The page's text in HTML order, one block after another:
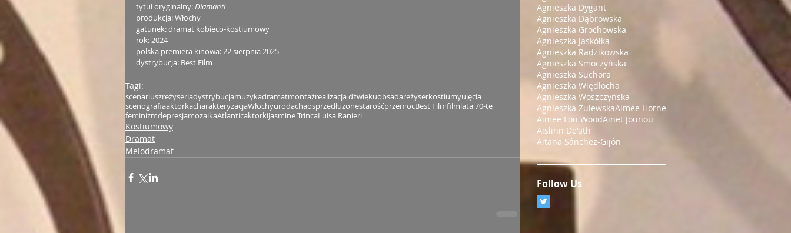
tytuł oryginalny: Diamanti
produkcja: Włochy
gatunek: dramat kobieco-kostiumowy
rok: 2024
polska premiera kinowa: 22 sierpnia 2025
dystrybucja: Best Film
Tagi:
scenariuszreżyseriadystrybucjamuzykadramatmontażrealizacja dźwiękuobsadareżyserkostiumyujęcia
scenografiaaktorkacharakteryzacjaWłochyurodachaosprzedłużonestarośćprzemocBest Filmfilmlata 70-te
feminizmdepresjamozaikaAtlanticaktorkiJasmine TrincaLuisa Ranieri
Kostiumowy
Dramat
Melodramat
Agnieszka Dygant
Agnieszka Dąbrowska
Agnieszka Grochowska
Agnieszka Jaskółka
Agnieszka Radzikowska
Agnieszka Smoczyńska
Agnieszka Suchora
Agnieszka Więdłocha
Agnieszka Woszczyńska
Agnieszka ŻulewskaAimee Horne
Aimee Lou WoodAinet Jounou
Aislinn De'ath
Aitana Sánchez-Gijón
Follow Us